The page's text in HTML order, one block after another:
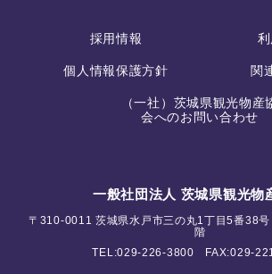
採用情報
個人情報保護方針 関
（一社）茨城県観光物産
会へのお問い合わせ
一般社団法人 茨城県観光物
〒310-0011 茨城県水戸市三の丸1丁目5番38号
階
TEL:029-226-3800 FAX:029-